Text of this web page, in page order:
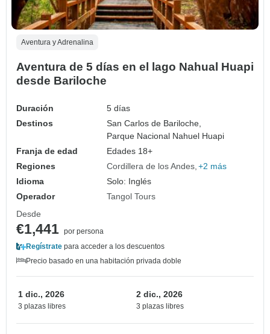
Aventura y Adrenalina
Aventura de 5 días en el lago Nahual Huapi
desde Bariloche
Duración
5 días
Destinos
San Carlos de Bariloche,
Parque Nacional Nahuel Huapi
Franja de edad
Edades 18+
Regiones
Cordillera de los Andes +2 más
Idioma
Solo: Inglés
Operador
Tangol Tours
Desde
€1,441 por persona
Regístrate para acceder a los descuentos
Precio basado en una habitación privada doble
1 dic., 2026
3 plazas libres
2 dic., 2026
3 plazas libres